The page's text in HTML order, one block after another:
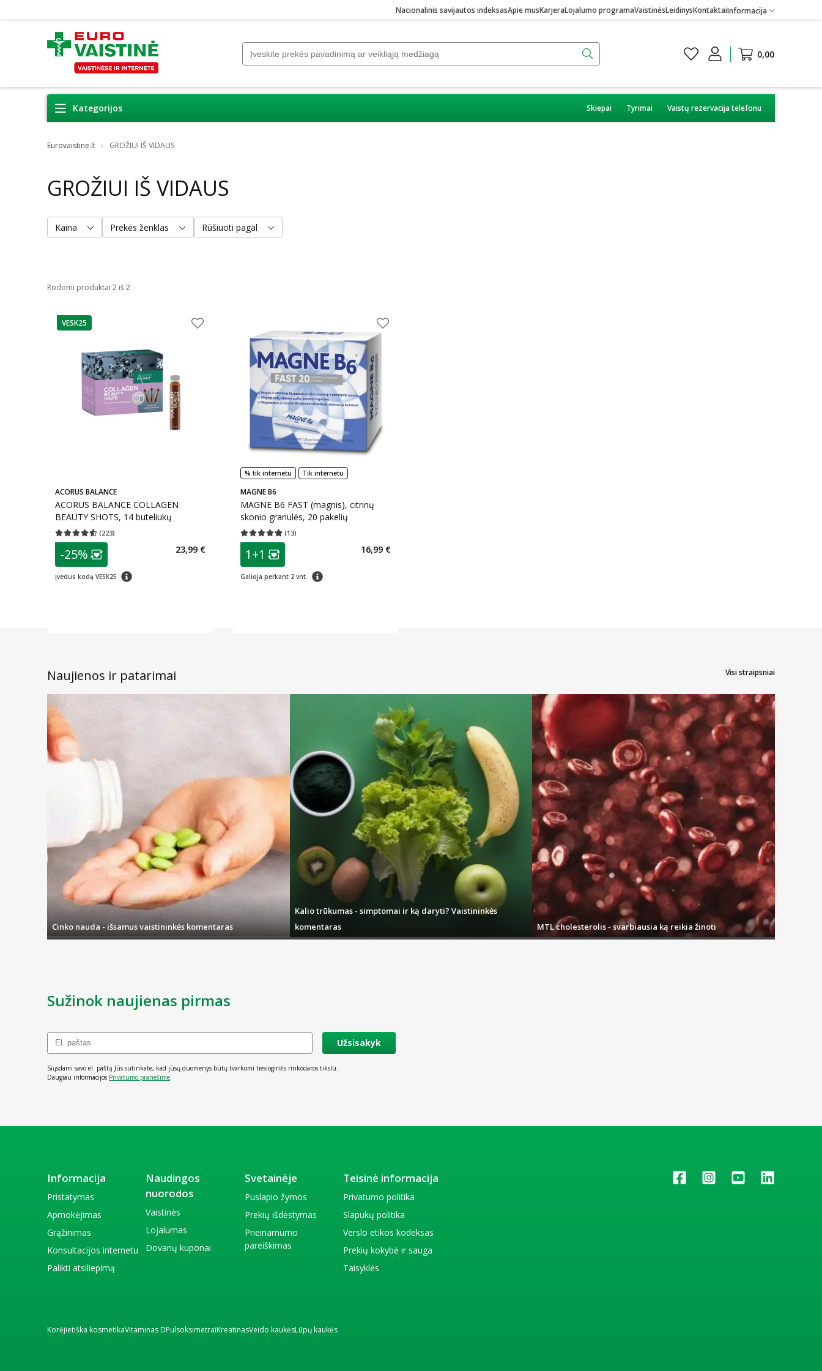
Nacionalinis savijautos indeksasApie musKarjeraLojalumo programaVaistinėsLeidinysKontaktaiInformacija
0,00
Kategorijos Skiepai Tyrimai Vaistų rezervacija telefonu
Eurovaistine.lt GROŽIUI IŠ VIDAUS
GROŽIUI IŠ VIDAUS
Kaina Prekės ženklas Rūšiuoti pagal
Rodomi produktai 2 iš 2
patarimas
VESK25
ACORUS BALANCE
ACORUS BALANCE COLLAGEN
BEAUTY SHOTS, 14 buteliukų
(223)
Vidutinis įvertinimas 4.53
patarimas
Lojalumo klubo narių nuolaida:
-25%
Įvedus kodą VESK25 patarimas
23,99 €
% tik internetu Tik internetu
MAGNE B6
MAGNE B6 FAST (magnis), citrinų
skonio granulės, 20 pakelių
(13)
Vidutinis įvertinimas 4.92
patarimas
Lojalumo klubo narių nuolaida
1+1
Galioja perkant 2 vnt. patarimas
16,99 €
Naujienos ir patarimai Visi straipsniai
Cinko nauda - išsamus vaistininkės komentaras
Kalio trūkumas - simptomai ir ką daryti? Vaistininkės
komentaras
MTL cholesterolis - svarbiausia ką reikia žinoti
Sužinok naujienas pirmas
Užsisakyk
Siųsdami savo el. paštą Jūs sutinkate, kad jūsų duomenys būtų tvarkomi tiesioginės rinkodaros tikslu.
Daugiau informacijos Privatumo pranešime
Informacija
Pristatymas
Apmokėjimas
Grąžinimas
Konsultacijos internetu
Palikti atsiliepimą
Naudingos
nuorodos
Vaistinės
Lojalumas
Dovanų kuponai
Svetainėje
Puslapio žymos
Prekių išdėstymas
Prieinamumo
pareiškimas
Teisinė informacija
Privatumo politika
Slapukų politika
Verslo etikos kodeksas
Prekių kokybė ir sauga
Taisyklės
Korėjietiška kosmetikaVitaminas DPulsoksimetraiKreatinasVeido kaukėsLūpų kaukės